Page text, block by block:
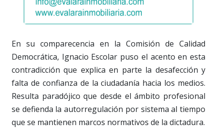
En su comparecencia en la Comisión de Calidad
Democrática, Ignacio Escolar puso el acento en esta
contradicción que explica en parte la desafección y
falta de confianza de la ciudadanía hacia los medios.
Resulta paradójico que desde el ámbito profesional
se defienda la autorregulación por sistema al tiempo
que se mantienen marcos normativos de la dictadura.